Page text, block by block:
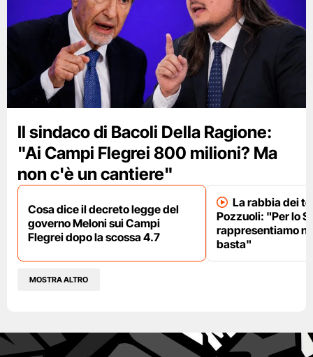
Il sindaco di Bacoli Della Ragione:
"Ai Campi Flegrei 800 milioni? Ma
non c'è un cantiere"
Cosa dice il decreto legge del
governo Meloni sui Campi
Flegrei dopo la scossa 4.7
La rabbia dei
Pozzuoli: "Per lo
rappresentiamo
basta"
MOSTRA ALTRO